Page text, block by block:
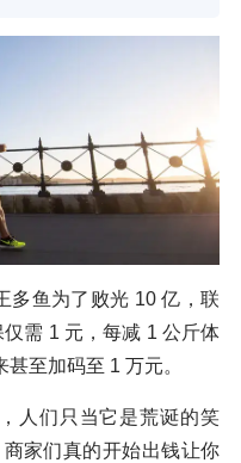
多鱼为了败光 10 亿，联
仅需 1 元，每减 1 公斤体
至加码至 1 万元。
人们只当它是荒诞的笑
家们真的开始出钱让你